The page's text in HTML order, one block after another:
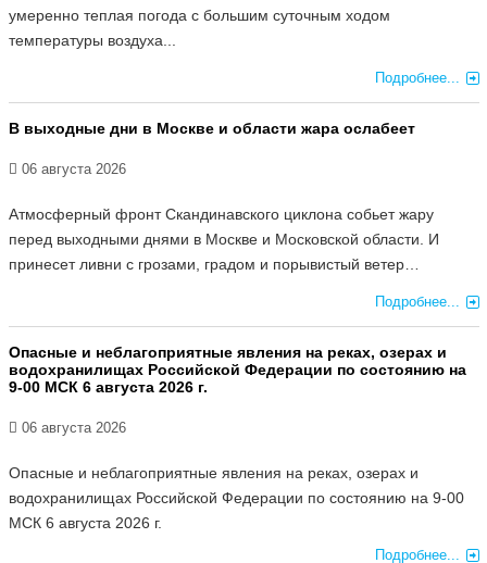
умеренно теплая погода с большим суточным ходом
температуры воздуха...
Подробнее...
В выходные дни в Москве и области жара ослабеет
06 августа 2026
Атмосферный фронт Скандинавского циклона собьет жару
перед выходными днями в Москве и Московской области. И
принесет ливни с грозами, градом и порывистый ветер…
Подробнее...
Опасные и неблагоприятные явления на реках, озерах и
водохранилищах Российской Федерации по состоянию на
9-00 МСК 6 августа 2026 г.
06 августа 2026
Опасные и неблагоприятные явления на реках, озерах и
водохранилищах Российской Федерации по состоянию на 9-00
МСК 6 августа 2026 г.
Подробнее...